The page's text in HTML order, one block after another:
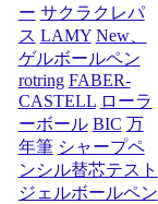
ー サクラクレパ
ス LAMY New、
ゲルボールペン
rotring FABER-
CASTELL ローラ
ーボール BIC 万
年筆 シャープペ
ンシル替芯テスト
ジェルボールペン